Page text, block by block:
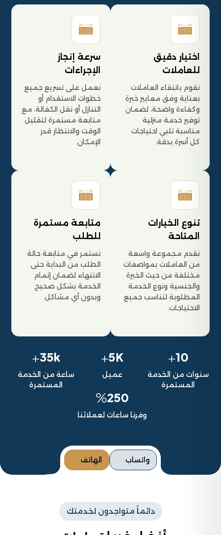
اختيار دقيق
للعاملات
نقوم بانتقاء العاملات
بعناية وفق معايير خبرة
وكفاءة واضحة، لضمان
توفير خدمة منزلية
مناسبة تلبي احتياجات
كل أسرة بدقة.
سرعة إنجاز
الإجراءات
نعمل على تسريع جميع
خطوات الاستقدام أو
التنازل أو نقل الكفالة، مع
متابعة مستمرة لتقليل
الوقت والانتظار قدر
الإمكان.
تنوع الخيارات
المتاحة
نقدم مجموعة واسعة
من العاملات بمواصفات
مختلفة من حيث الخبرة
والجنسية ونوع الخدمة
المطلوبة لتناسب جميع
الاحتياجات.
متابعة مستمرة
للطلب
نستمر في متابعة حالة
الطلب من البداية حتى
الانتهاء لضمان إتمام
الخدمة بشكل صحيح
وبدون أي مشاكل.
10
+
سنوات من الخدمة
المستمرة
5K
+
عميل
35k
+
ساعة من الخدمة
المستمرة
250
%
وفرنا ساعات لعملائنا
واتساب الهاتف
دائماً متواجدون لخدمتك